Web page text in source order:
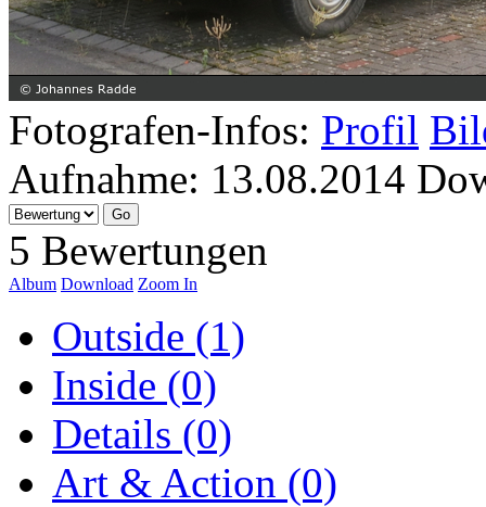
Fotografen-Infos: Profil
Aufnahme: 13.08.2014
5 Bewertungen
Album Download Zoom In
Outside (1)
Inside (0)
Details (0)
Art & Action (0)